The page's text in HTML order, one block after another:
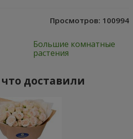
Просмотров: 100994
Большие комнатные
растения
доставили